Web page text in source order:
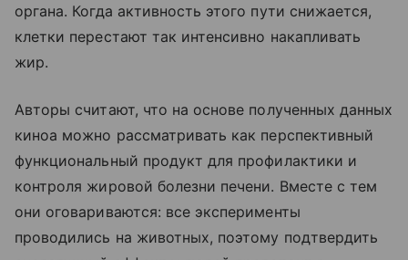
органа. Когда активность этого пути снижается,
клетки перестают так интенсивно накапливать
жир.
Авторы считают, что на основе полученных данных
киноа можно рассматривать как перспективный
функциональный продукт для профилактики и
контроля жировой болезни печени. Вместе с тем
они оговариваются: все эксперименты
проводились на животных, поэтому подтвердить